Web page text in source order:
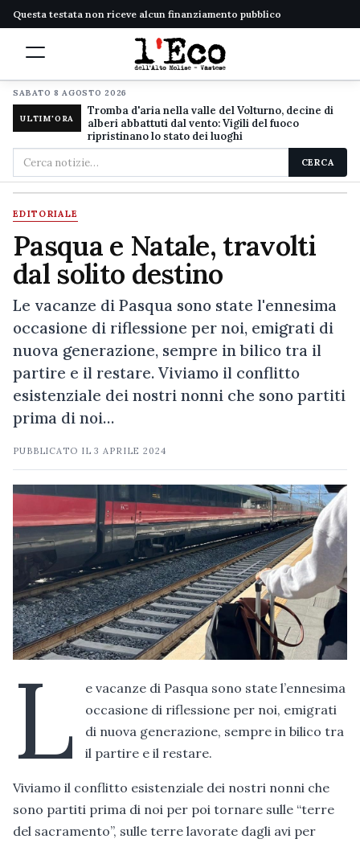
Questa testata non riceve alcun finanziamento pubblico
SABATO 8 AGOSTO 2026
ULTIM'ORA
Tromba d'aria nella valle del Volturno, decine di
alberi abbattuti dal vento: Vigili del fuoco
ripristinano lo stato dei luoghi
Cerca
nel
sito
CERCA
EDITORIALE
Pasqua e Natale, travolti
dal solito destino
Le vacanze di Pasqua sono state l'ennesima
occasione di riflessione per noi, emigrati di
nuova generazione, sempre in bilico tra il
partire e il restare. Viviamo il conflitto
esistenziale dei nostri nonni che sono partiti
prima di noi…
PUBBLICATO IL3 APRILE 2024
L
e vacanze di Pasqua sono state l’ennesima
occasione di riflessione per noi, emigrati
di nuova generazione, sempre in bilico tra
il partire e il restare.
Viviamo il conflitto esistenziale dei nostri nonni che
sono partiti prima di noi per poi tornare sulle “terre
del sacramento”, sulle terre lavorate dagli avi per